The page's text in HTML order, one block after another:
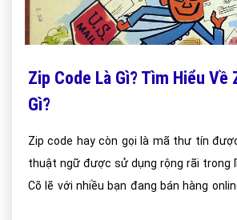
Zip Code Là Gì? Tìm Hiểu Về
Gì?
Zip code hay còn gọi là mã thư tín
thuật ngữ được sử dụng rộng rãi trong
Cõ lẽ với nhiều bạn đang bán hàng